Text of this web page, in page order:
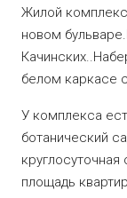
Жилой
новом
белом каркасе
У комплекса
ботанический
площадь